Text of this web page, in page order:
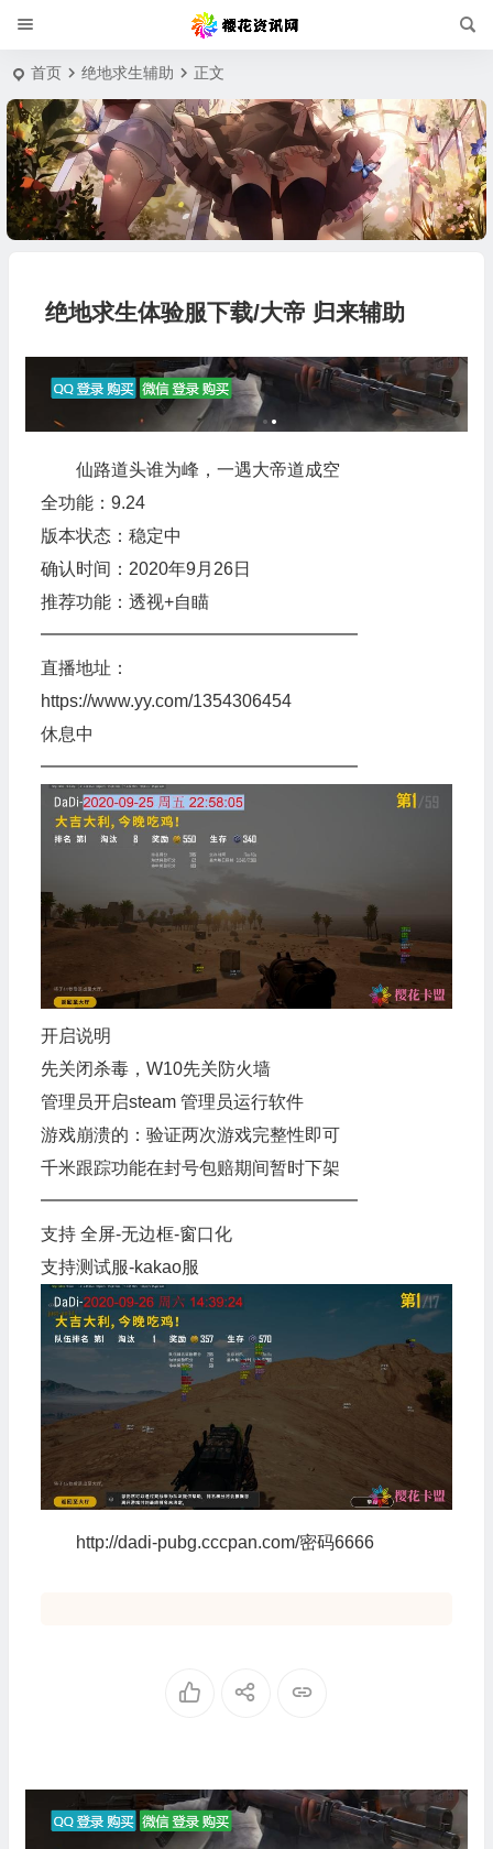
首页 绝地求生辅助 正文
绝地求生体验服下载/大帝 归来辅助
仙路道头谁为峰，一遇大帝道成空
全功能：9.24
版本状态：稳定中
确认时间：2020年9月26日
推荐功能：透视+自瞄
━━━━━━━━━━━━━━━━━━
直播地址：
https://www.yy.com/1354306454
休息中
━━━━━━━━━━━━━━━━━━
开启说明
先关闭杀毒，W10先关防火墙
管理员开启steam 管理员运行软件
游戏崩溃的：验证两次游戏完整性即可
千米跟踪功能在封号包赔期间暂时下架
━━━━━━━━━━━━━━━━━━
支持 全屏-无边框-窗口化
支持测试服-kakao服
http://dadi-pubg.cccpan.com/密码6666